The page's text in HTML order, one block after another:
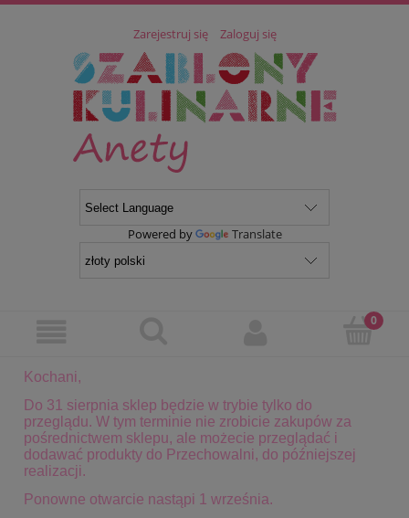
Zarejestruj się Zaloguj się
Powered by Translate
Kochani,
Do 31 sierpnia sklep będzie w trybie tylko do
przeglądu. W tym terminie nie zrobicie zakupów za
pośrednictwem sklepu, ale możecie przeglądać i
dodawać produkty do Przechowalni, do późniejszej
realizacji.
Ponowne otwarcie nastąpi 1 września.